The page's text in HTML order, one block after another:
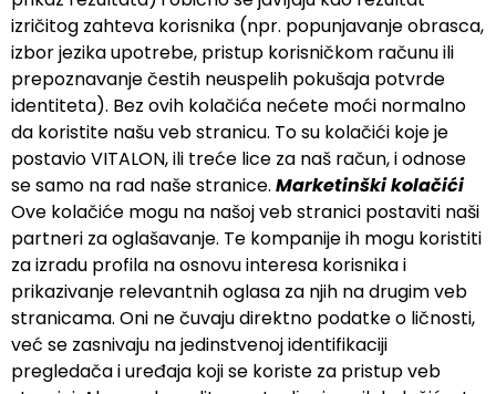
izričitog zahteva korisnika (npr. popunjavanje obrasca,
izbor jezika upotrebe, pristup korisničkom računu ili
prepoznavanje čestih neuspelih pokušaja potvrde
identiteta). Bez ovih kolačića nećete moći normalno
da koristite našu veb stranicu. To su kolačići koje je
postavio VITALON, ili treće lice za naš račun, i odnose
se samo na rad naše stranice. Marketinški kolačići
Ove kolačiće mogu na našoj veb stranici postaviti naši
partneri za oglašavanje. Te kompanije ih mogu koristiti
za izradu profila na osnovu interesa korisnika i
prikazivanje relevantnih oglasa za njih na drugim veb
stranicama. Oni ne čuvaju direktno podatke o ličnosti,
već se zasnivaju na jedinstvenoj identifikaciji
pregledača i uređaja koji se koriste za pristup veb